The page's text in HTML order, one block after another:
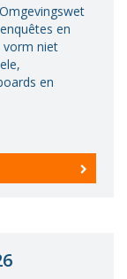
en
vorm niet
en